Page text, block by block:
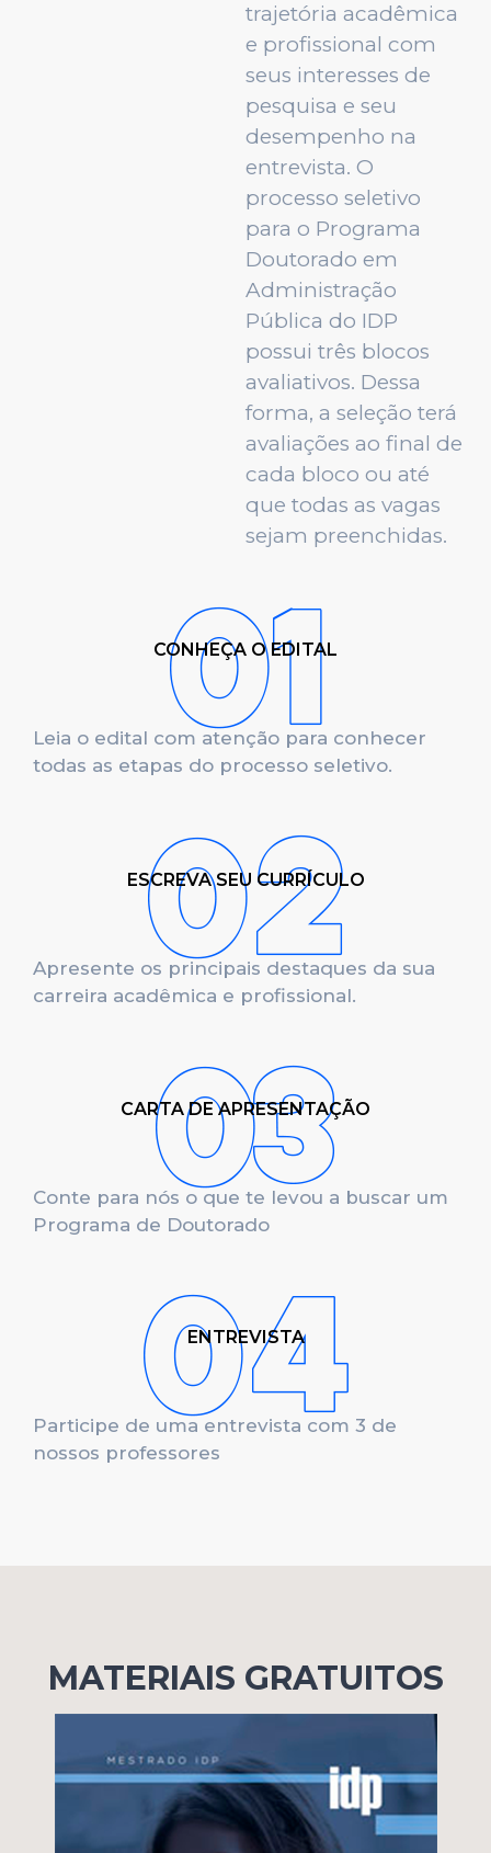
trajetória acadêmica
e profissional com
seus interesses de
pesquisa e seu
desempenho na
entrevista. O
processo seletivo
para o Programa
Doutorado em
Administração
Pública do IDP
possui três blocos
avaliativos. Dessa
forma, a seleção terá
avaliações ao final de
cada bloco ou até
que todas as vagas
sejam preenchidas.
CONHEÇA O EDITAL
Leia o edital com atenção para conhecer
todas as etapas do processo seletivo.
ESCREVA SEU CURRÍCULO
Apresente os principais destaques da sua
carreira acadêmica e profissional.
CARTA DE APRESENTAÇÃO
Conte para nós o que te levou a buscar um
Programa de Doutorado
ENTREVISTA
Participe de uma entrevista com 3 de
nossos professores
MATERIAIS GRATUITOS